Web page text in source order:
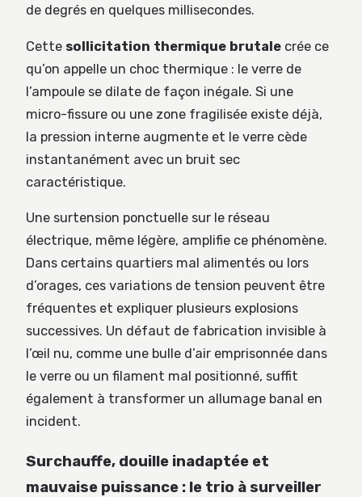
de degrés en quelques millisecondes.
Cette sollicitation thermique brutale crée ce
qu’on appelle un choc thermique : le verre de
l’ampoule se dilate de façon inégale. Si une
micro-fissure ou une zone fragilisée existe déjà,
la pression interne augmente et le verre cède
instantanément avec un bruit sec
caractéristique.
Une surtension ponctuelle sur le réseau
électrique, même légère, amplifie ce phénomène.
Dans certains quartiers mal alimentés ou lors
d’orages, ces variations de tension peuvent être
fréquentes et expliquer plusieurs explosions
successives. Un défaut de fabrication invisible à
l’œil nu, comme une bulle d’air emprisonnée dans
le verre ou un filament mal positionné, suffit
également à transformer un allumage banal en
incident.
Surchauffe, douille inadaptée et
mauvaise puissance : le trio à surveiller